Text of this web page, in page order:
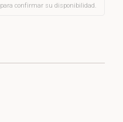
confirmar su disponibilidad.